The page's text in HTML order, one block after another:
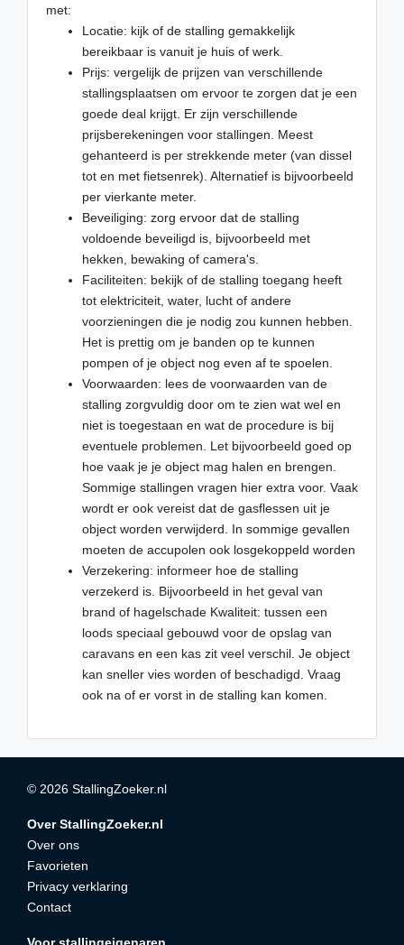
met:
Locatie: kijk of de stalling gemakkelijk
bereikbaar is vanuit je huis of werk.
Prijs: vergelijk de prijzen van verschillende
stallingsplaatsen om ervoor te zorgen dat je een
goede deal krijgt. Er zijn verschillende
prijsberekeningen voor stallingen. Meest
gehanteerd is per strekkende meter (van dissel
tot en met fietsenrek). Alternatief is bijvoorbeeld
per vierkante meter.
Beveiliging: zorg ervoor dat de stalling
voldoende beveiligd is, bijvoorbeeld met
hekken, bewaking of camera's.
Faciliteiten: bekijk of de stalling toegang heeft
tot elektriciteit, water, lucht of andere
voorzieningen die je nodig zou kunnen hebben.
Het is prettig om je banden op te kunnen
pompen of je object nog even af te spoelen.
Voorwaarden: lees de voorwaarden van de
stalling zorgvuldig door om te zien wat wel en
niet is toegestaan en wat de procedure is bij
eventuele problemen. Let bijvoorbeeld goed op
hoe vaak je je object mag halen en brengen.
Sommige stallingen vragen hier extra voor. Vaak
wordt er ook vereist dat de gasflessen uit je
object worden verwijderd. In sommige gevallen
moeten de accupolen ook losgekoppeld worden
Verzekering: informeer hoe de stalling
verzekerd is. Bijvoorbeeld in het geval van
brand of hagelschade Kwaliteit: tussen een
loods speciaal gebouwd voor de opslag van
caravans en een kas zit veel verschil. Je object
kan sneller vies worden of beschadigd. Vraag
ook na of er vorst in de stalling kan komen.
© 2026 StallingZoeker.nl
Over StallingZoeker.nl
Over ons
Favorieten
Privacy verklaring
Contact